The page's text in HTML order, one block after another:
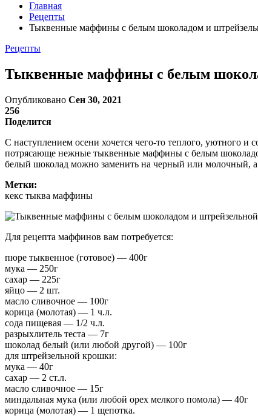
Главная
Рецепты
Тыквенные маффины с белым шоколадом и
Рецепты
Тыквенные маффины с белым
Опубликовано Сен 30, 2021
256
Поделится
С наступлением осени хочется чего-то теплого, уютного
потрясающе нежные тыквенные маффины с белым
белый шоколад можно заменить на черный или молочный,
Метки:
кекс тыква маффины
Для рецепта маффинов вам потребуется:
пюре тыквенное (готовое) — 400г
мука — 250г
сахар — 225г
яйцо — 2 шт.
масло сливочное — 100г
корица (молотая) — 1 ч.л.
сода пищевая — 1/2 ч.л.
разрыхлитель теста — 7г
шоколад белый (или любой другой) — 100г
для штрейзельной крошки:
мука — 40г
сахар — 2 ст.л.
масло сливочное — 15г
миндальная мука (или любой орех мелкого помола) — 40г
корица (молотая) — 1 щепотка.